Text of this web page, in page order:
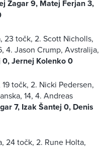
Žagar 9, Matej Ferjan 3,
23 točk, 2. Scott Nicholls,
4. Jason Crump, Avstralija,
Jernej Kolenko 0
točk, 2. Nicki Pedersen,
14, 4. Andreas
7, Izak Šantej 0, Denis
24 točk, 2. Rune Holta,